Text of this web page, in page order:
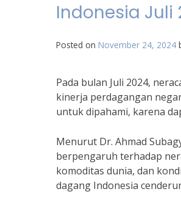
Indonesia Juli
Posted on November 24, 2024
Pada bulan Juli 2024,
kinerja perdagangan
untuk dipahami, karena
Menurut Dr. Ahmad
berpengaruh terhadap
komoditas dunia, dan
dagang Indonesia